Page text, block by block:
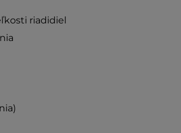
riadidiel